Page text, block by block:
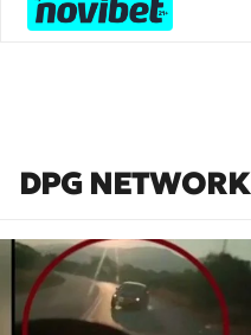
DPG NETWORK